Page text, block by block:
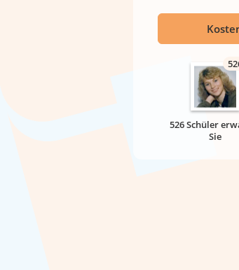
526 Schüler
Sie